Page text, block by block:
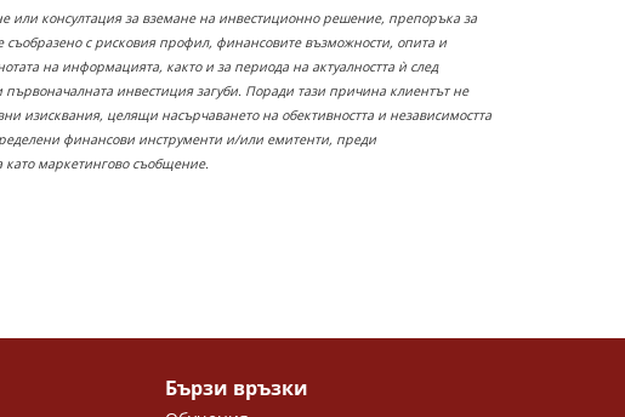
или консултация за вземане на инвестиционно решение, препоръка за
с рисковия профил, финансовите възможности, опита и
на информацията, както и за периода на актуалността ѝ след
инвестиция загуби. Поради тази причина клиентът не
изисквания, целящи насърчаването на обективността и независимостта
финансови инструменти и/или емитенти, преди
като маркетингово съобщение.
Бързи връзки